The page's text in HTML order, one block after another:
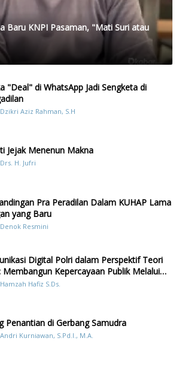
Baru KNPI Pasaman, "Mati Suri atau
"Deal" di WhatsApp Jadi Sengketa di
Aziz Rahman, S.H
Jejak Menenun Makna
H. Jufri
Pra Peradilan Dalam KUHAP Lama
yang Baru
Resmini
Digital Polri dalam Perspektif Teori
Membangun Kepercayaan Publik Melalui
Humanis Kesiapsiagaan Bencana di
Hafiz S.Ds.
Penantian di Gerbang Samudra
Kurniawan, S.Pd.I., M.A.